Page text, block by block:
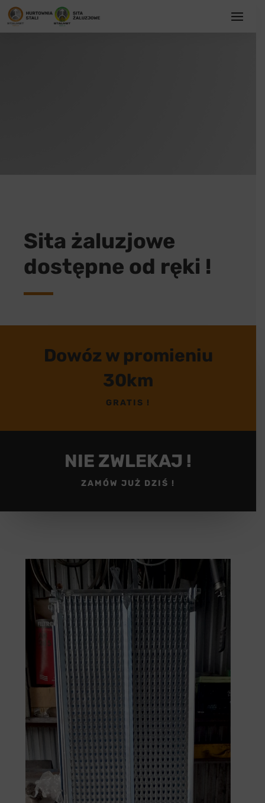
Sita żaluzjowe
dostępne od ręki !
Dowóz w promieniu
30km
GRATIS !
NIE ZWLEKAJ !
ZAMÓW JUŻ DZIŚ !